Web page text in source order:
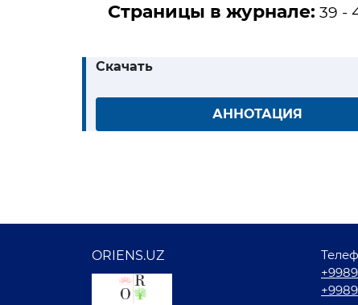
Страницы в журнале: 39 -
Скачать
АННОТАЦИЯ
ORIENS.UZ